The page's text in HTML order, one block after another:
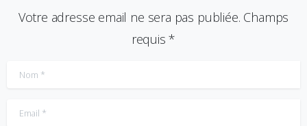
Votre adresse email ne sera pas publiée. Champs
requis *
Nom*
Email*